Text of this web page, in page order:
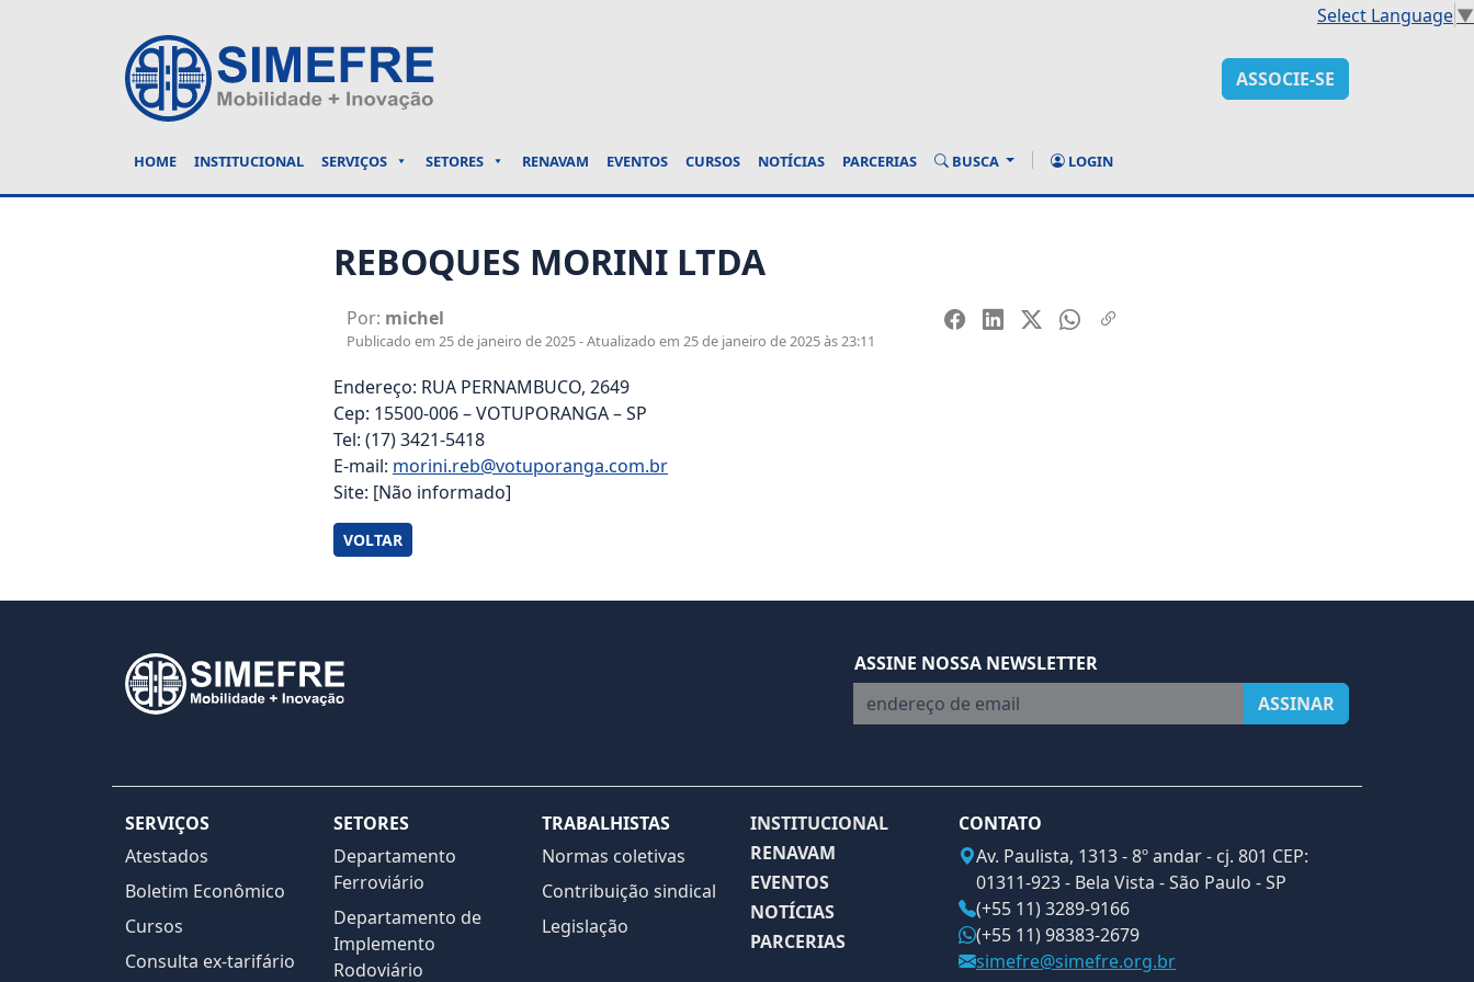
Select Language▼
ASSOCIE-SE
HOME INSTITUCIONAL SERVIÇOS SETORES RENAVAM EVENTOS CURSOS NOTÍCIAS PARCERIAS BUSCA LOGIN
REBOQUES MORINI LTDA
Por: michel
Publicado em 25 de janeiro de 2025 - Atualizado em 25 de janeiro de 2025 às 23:11
Endereço: RUA PERNAMBUCO, 2649
Cep: 15500-006 – VOTUPORANGA – SP
Tel: (17) 3421-5418
E-mail: morini.reb@votuporanga.com.br
Site: [Não informado]
VOLTAR
ASSINE NOSSA NEWSLETTER
endereço de email
ASSINAR
SERVIÇOS
Atestados
Boletim Econômico
Cursos
Consulta ex-tarifário
SETORES
Departamento
Ferroviário
Departamento de
Implemento
Rodoviário
TRABALHISTAS
Normas coletivas
Contribuição sindical
Legislação
INSTITUCIONAL
RENAVAM
EVENTOS
NOTÍCIAS
PARCERIAS
CONTATO
Av. Paulista, 1313 - 8º andar - cj. 801 CEP:
01311-923 - Bela Vista - São Paulo - SP
(+55 11) 3289-9166
(+55 11) 98383-2679
simefre@simefre.org.br